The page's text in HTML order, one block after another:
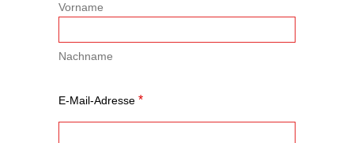
Vorname
Nachname
E-Mail-Adresse *